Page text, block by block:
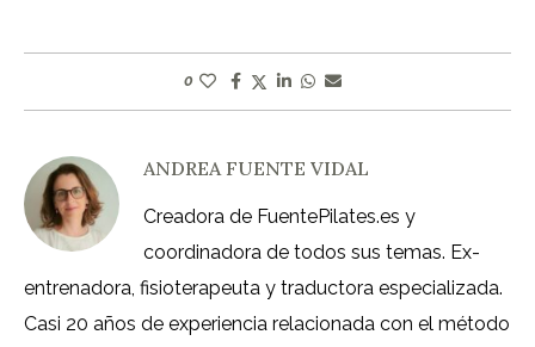
0
ANDREA FUENTE VIDAL
Creadora de FuentePilates.es y
coordinadora de todos sus temas. Ex-
entrenadora, fisioterapeuta y traductora especializada.
Casi 20 años de experiencia relacionada con el método